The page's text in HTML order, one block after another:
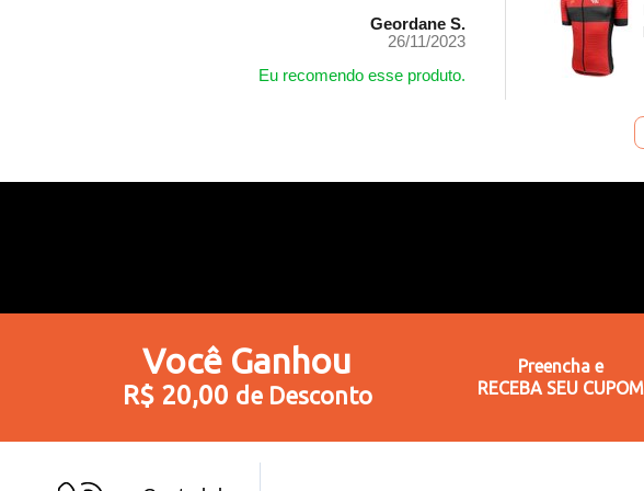
Geordane S.
26/11/2023
Eu recomendo esse produto.
Você Ganhou
R$ 20,00 de Desconto
Preencha e
RECEBA SEU CUPOM